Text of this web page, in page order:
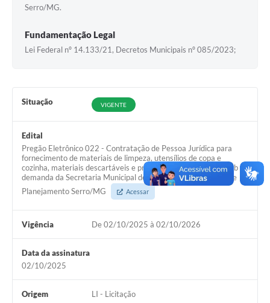
Arquivos para Download
FAQ
Covid -19 em Serro
Links
Audiências Públicas
Galeria de Fotos
Galeria de Vídeos
Contratos, Convênios e Publicações MROSC
Ouvidoria Municipal
Serro/MG.
Fundamentação Legal
Lei Federal nº 14.133/21, Decretos Municipais nº 085/2023;
Situação VIGENTE
Edital
Pregão Eletrônico 022 - Contratação de Pessoa Jurídica para
fornecimento de materiais de limpeza, utensílios de copa e
cozinha, materiais descartáveis e produtos higiene pessoal, sob
demanda da Secretaria Municipal de Administração, Fazenda e
Planejamento Serro/MG
Acessar
Vigência De 02/10/2025 à 02/10/2026
Data da assinatura
02/10/2025
Origem LI - Licitação